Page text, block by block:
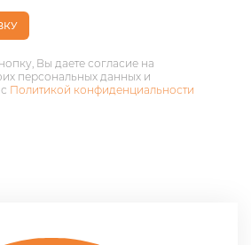
Вы даете согласие на
персональных данных и
Политикой конфиденциальности